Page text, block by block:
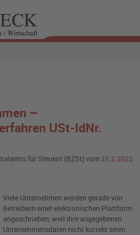
–
USt-IdNr.
für Steuern (BZSt) vom 25.2.2022
Viele Unternehmen werden gerade von
Betreibern einer elektronischen Plattform
angeschrieben, weil ihre angegebenen
Unternehmensdaten nicht korrekt seien.